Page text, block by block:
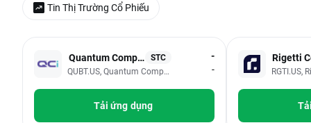
Quantum Computing Inc
STC
QUBT.US, Quantum Computing Inc
-
-
Tải ứng dụng
Rigetti
RGTI.US,
Tin Thị Trường Cổ Phiếu